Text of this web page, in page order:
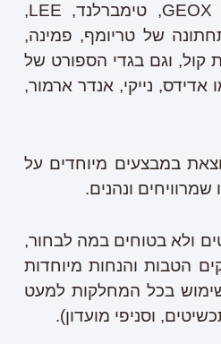
GEOX, טימברלנד, LEE
,
של טריומף, פמינה,
קול, וגם בגדי הספורט של
אדידס, נייקי, אנדר ארמור,
במבצעים מיוחדים על
ונהנים.
ולא בטוחים במה לבחור,
הטבות והנחות מיוחדות
(לשימוש בכל המחלקות למעט
וסניפי מועדון).